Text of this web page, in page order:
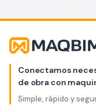
Conectamos
de obra con
Simple, rápido y